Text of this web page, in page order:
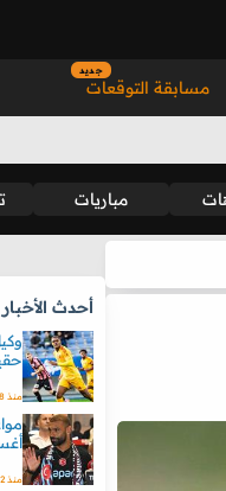
مسابقة التوقعات
جديد
مباريات
أحدث الأخبار
منذ 48 دقيقه
منذ 2 ساعة